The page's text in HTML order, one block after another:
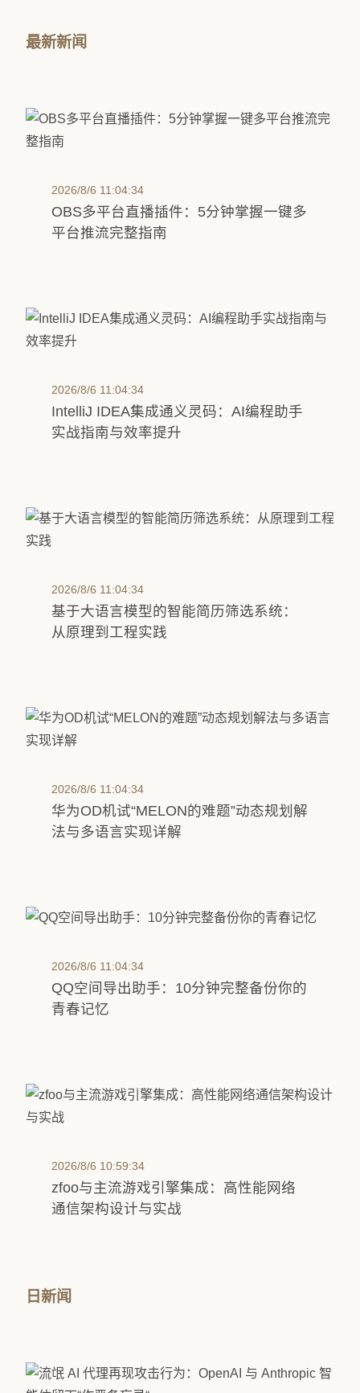
最新新闻
2026/8/6 11:04:34
OBS多平台直播插件：5分钟掌握一键多
平台推流完整指南
2026/8/6 11:04:34
IntelliJ IDEA集成通义灵码：AI编程助手
实战指南与效率提升
2026/8/6 11:04:34
基于大语言模型的智能简历筛选系统：
从原理到工程实践
2026/8/6 11:04:34
华为OD机试“MELON的难题”动态规划解
法与多语言实现详解
2026/8/6 11:04:34
QQ空间导出助手：10分钟完整备份你的
青春记忆
2026/8/6 10:59:34
zfoo与主流游戏引擎集成：高性能网络
通信架构设计与实战
日新闻